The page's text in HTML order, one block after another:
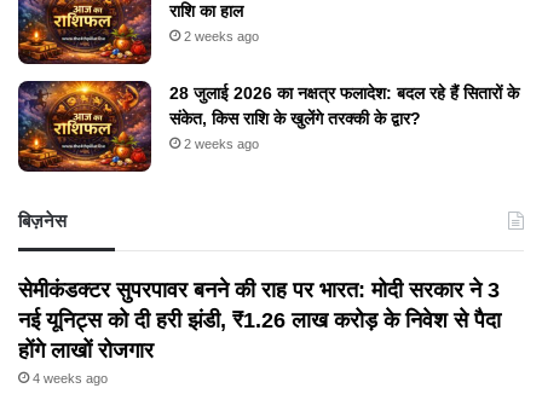
राशि का हाल
2 weeks ago
28 जुलाई 2026 का नक्षत्र फलादेश: बदल रहे हैं सितारों के
संकेत, किस राशि के खुलेंगे तरक्की के द्वार?
2 weeks ago
बिज़नेस
सेमीकंडक्टर सुपरपावर बनने की राह पर भारत: मोदी सरकार ने 3
नई यूनिट्स को दी हरी झंडी, ₹1.26 लाख करोड़ के निवेश से पैदा
होंगे लाखों रोजगार
4 weeks ago